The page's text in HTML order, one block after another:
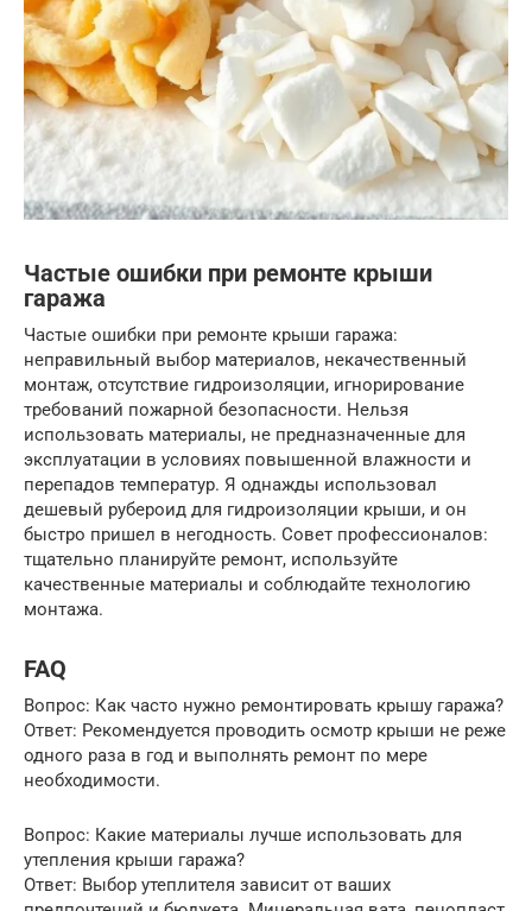
Частые ошибки при ремонте крыши
гаража
Частые ошибки при ремонте крыши гаража:
неправильный выбор материалов, некачественный
монтаж, отсутствие гидроизоляции, игнорирование
требований пожарной безопасности. Нельзя
использовать материалы, не предназначенные для
эксплуатации в условиях повышенной влажности и
перепадов температур. Я однажды использовал
дешевый рубероид для гидроизоляции крыши, и он
быстро пришел в негодность. Совет профессионалов:
тщательно планируйте ремонт, используйте
качественные материалы и соблюдайте технологию
монтажа.
FAQ
Вопрос: Как часто нужно ремонтировать крышу гаража?
Ответ: Рекомендуется проводить осмотр крыши не реже
одного раза в год и выполнять ремонт по мере
необходимости.
Вопрос: Какие материалы лучше использовать для
утепления крыши гаража?
Ответ: Выбор утеплителя зависит от ваших